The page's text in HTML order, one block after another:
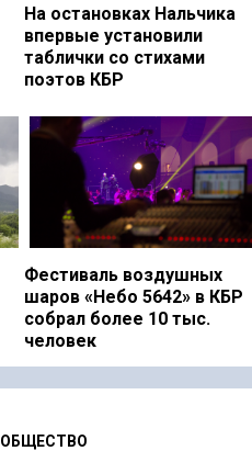
На остановках Нальчика
впервые установили
таблички со стихами
поэтов КБР
Фестиваль воздушных
шаров «Небо 5642» в КБР
собрал более 10 тыс.
человек
ОБЩЕСТВО